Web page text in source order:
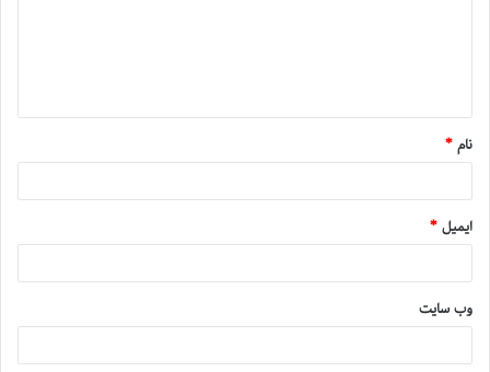
نام*
ایمیل*
وب‌ سایت